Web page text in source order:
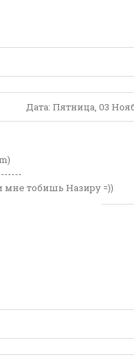
Дата: Пятница, 03
тобишь Назиру =))